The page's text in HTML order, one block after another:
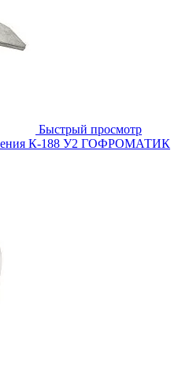
Быстрый просмотр
К-188 У2 ГОФРОМАТИК